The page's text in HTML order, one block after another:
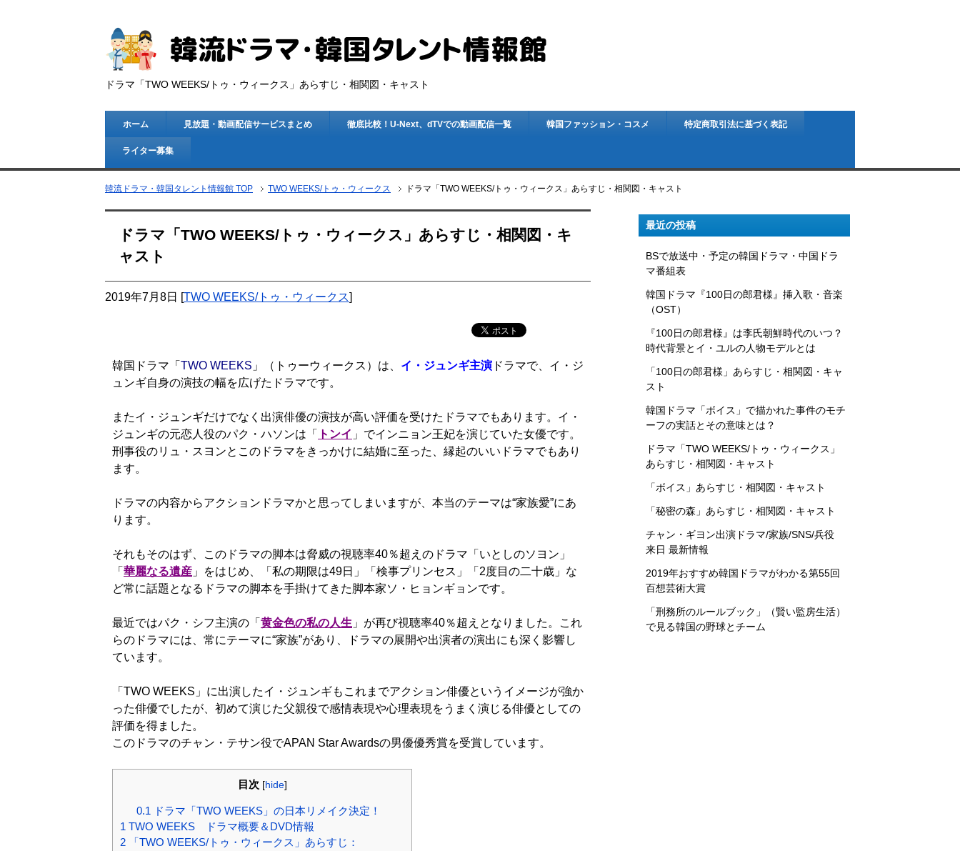
ドラマ「TWO WEEKS/トゥ・ウィークス」あらすじ・相関図・キャスト
ホーム 見放題・動画配信サービスまとめ 徹底比較！U-Next、dTVでの動画配信一覧 韓国ファッション・コスメ 特定商取引法に基づく表記
ライター募集
韓流ドラマ・韓国タレント情報館 TOP TWO WEEKS/トゥ・ウィークス ドラマ「TWO WEEKS/トゥ・ウィークス」あらすじ・相関図・キャスト
ドラマ「TWO WEEKS/トゥ・ウィークス」あらすじ・相関図・キ
ャスト
2019年7月8日 [TWO WEEKS/トゥ・ウィークス]
韓国ドラマ「 TWO WEEKS 」（トゥーウィークス）は、 イ・ジュンギ主演 ドラマで、イ・ジ
ュンギ自身の演技の幅を広げたドラマです。
またイ・ジュンギだけでなく出演俳優の演技が高い評価を受けたドラマでもあります。イ・
ジュンギの元恋人役のパク・ハソンは「
トンイ 」でインニョン王妃を演じていた女優です。
刑事役のリュ・スヨンとこのドラマをきっかけに結婚に至った、縁起のいいドラマでもあり
ます。
ドラマの内容からアクションドラマかと思ってしまいますが、本当のテーマは“家族愛”にあ
ります。
それもそのはず、このドラマの脚本は脅威の視聴率40％超えのドラマ「いとしのソヨン」
「 華麗なる遺産 」をはじめ、「私の期限は49日」「検事プリンセス」「2度目の二十歳」な
ど常に話題となるドラマの脚本を手掛けてきた脚本家ソ・ヒョンギョンです。
最近ではパク・シフ主演の「 黄金色の私の人生 」が再び視聴率40％超えとなりました。これ
らのドラマには、常にテーマに“家族”があり、ドラマの展開や出演者の演出にも深く影響し
ています。
「TWO WEEKS」に出演したイ・ジュンギもこれまでアクション俳優というイメージが強か
った俳優でしたが、初めて演じた父親役で感情表現や心理表現をうまく演じる俳優としての
評価を得ました。
このドラマのチャン・テサン役でAPAN Star Awardsの男優優秀賞を受賞しています。
目次 [hide]
0.1 ドラマ「TWO WEEKS」の日本リメイク決定！
1 TWO WEEKS ドラマ概要＆DVD情報
2 「TWO WEEKS/トゥ・ウィークス」あらすじ：
最近の投稿
BSで放送中・予定の韓国ドラマ・中国ドラ
マ番組表
韓国ドラマ『100日の郎君様』挿入歌・音楽
（OST）
『100日の郎君様』は李氏朝鮮時代のいつ？
時代背景とイ・ユルの人物モデルとは
「100日の郎君様」あらすじ・相関図・キャ
スト
韓国ドラマ「ボイス」で描かれた事件のモチ
ーフの実話とその意味とは？
ドラマ「TWO WEEKS/トゥ・ウィークス」
あらすじ・相関図・キャスト
「ボイス」あらすじ・相関図・キャスト
「秘密の森」あらすじ・相関図・キャスト
チャン・ギヨン出演ドラマ/家族/SNS/兵役
来日 最新情報
2019年おすすめ韓国ドラマがわかる第55回
百想芸術大賞
「刑務所のルールブック」（賢い監房生活）
で見る韓国の野球とチーム